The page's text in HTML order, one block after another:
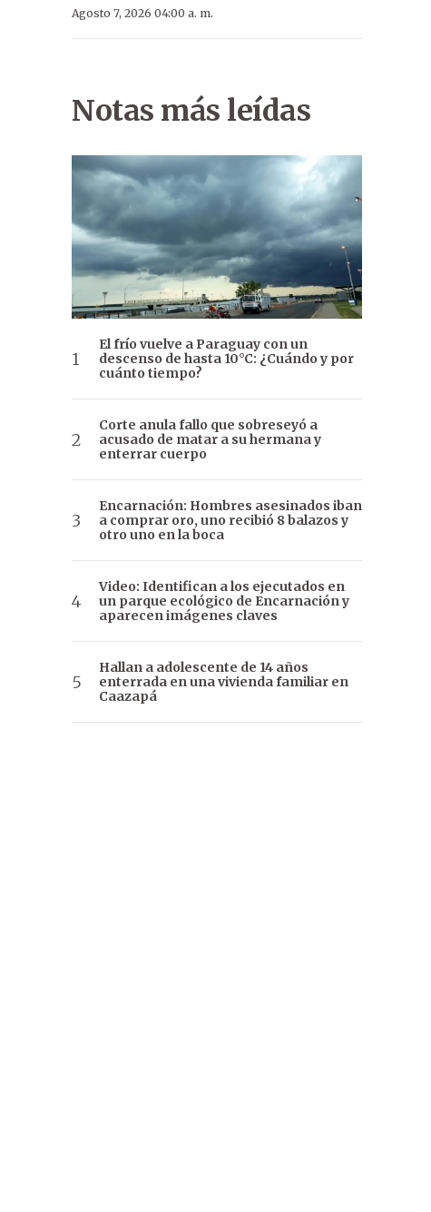
Agosto 7, 2026 04:00 a. m.
Notas más leídas
El frío vuelve a Paraguay con un
descenso de hasta 10°C: ¿Cuándo y por
cuánto tiempo?
Corte anula fallo que sobreseyó a
acusado de matar a su hermana y
enterrar cuerpo
Encarnación: Hombres asesinados iban
a comprar oro, uno recibió 8 balazos y
otro uno en la boca
Video: Identifican a los ejecutados en
un parque ecológico de Encarnación y
aparecen imágenes claves
Hallan a adolescente de 14 años
enterrada en una vivienda familiar en
Caazapá